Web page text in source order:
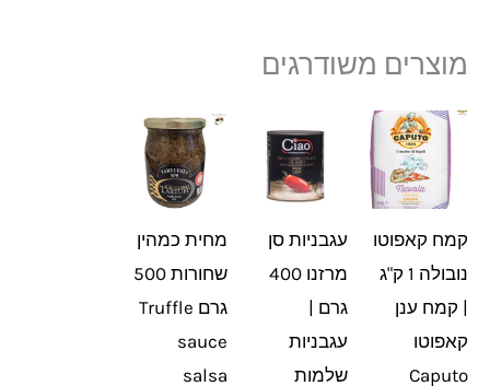
מוצרים משודרגים
קמח קאפוטו
נובולה 1 ק"ג
| קמח ענן
קאפוטו
Caputo
עגבניות סן
מרזנו 400
גרם |
עגבניות
שלמות
מחית כמהין
שחורות 500
גרם Truffle
sauce
salsa